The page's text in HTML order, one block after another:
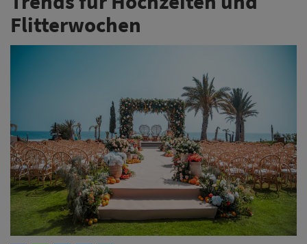
Eine Hyatt-Umfrage zeigt aktuelle Präferenzen bei der
Hochzeitsplanung und beziffert das durchschnittliche
Budget in Deutschland auf rund 30.000 Euro. Neben
der Standortwahl gewinnen neue Reiseformen rund
um die Flitterwochen an Bedeutung.
Weiterlesen